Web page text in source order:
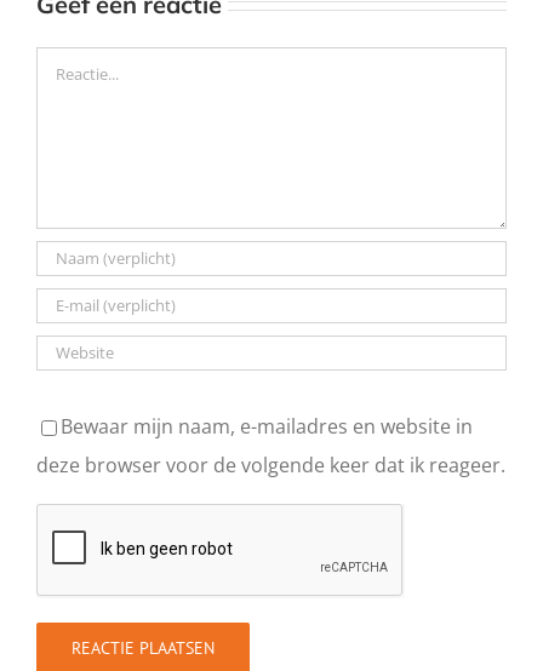
Reactie
Bewaar mijn naam, e-mailadres en website in
deze browser voor de volgende keer dat ik reageer.